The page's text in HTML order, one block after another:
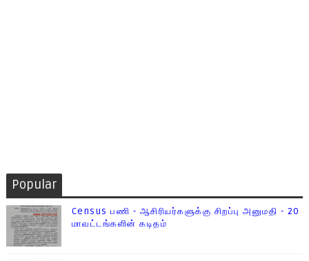
Popular
Census பணி - ஆசிரியர்களுக்கு சிறப்பு அனுமதி - 20
மாவட்டங்களின் கடிதம்